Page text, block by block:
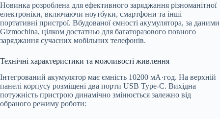
Новинка розроблена для ефективного заряджання різноманітної
електроніки, включаючи ноутбуки, смартфони та інші
портативні пристрої. Вбудованої ємності акумулятора, за даними
Gizmochina, цілком достатньо для багаторазового повного
заряджання сучасних мобільних телефонів.
Технічні характеристики та можливості живлення
Інтегрований акумулятор має ємність 10200 мА·год. На верхній
панелі корпусу розміщені два порти USB Type-C. Вихідна
потужність пристрою динамічно змінюється залежно від
обраного режиму роботи: